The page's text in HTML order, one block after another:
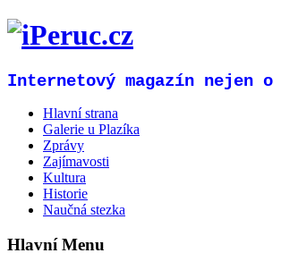
Internetový magazín nejen o
Hlavní strana
Galerie u Plazíka
Zprávy
Zajímavosti
Kultura
Historie
Naučná stezka
Hlavní Menu